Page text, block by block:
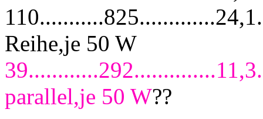
Reihe,je 50 W
parallel,je 50 W??